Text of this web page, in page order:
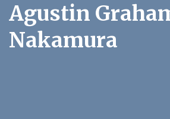
Agustin
Nakamura